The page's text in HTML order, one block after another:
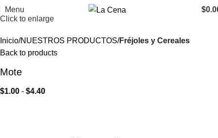
Menu $
Click to enlarge
Inicio NUESTROS PRODUCTOS Fréjoles y Cereales
Back to products
Mote
$1.00 - $4.40